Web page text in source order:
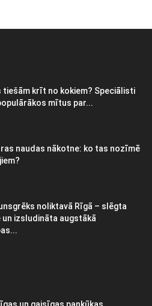
tiešām krīt no kokiem? Speciālisti
mītus par...
naudas nākotne: ko tas nozīmē
noliktavā Rīgā – slēgta
un izsludināta augstākā